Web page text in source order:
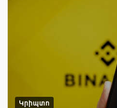
Կրիպտո